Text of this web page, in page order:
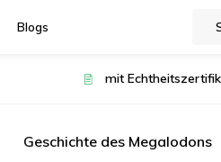
Blogs
mit
Geschichte des Megalodons